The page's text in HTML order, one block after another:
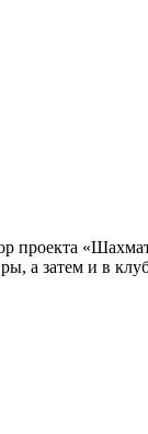
проекта
а затем и в